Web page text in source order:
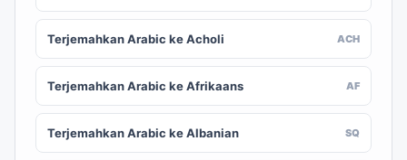
Terjemahkan Arabic ke Acholi ACH
Terjemahkan Arabic ke Afrikaans AF
Terjemahkan Arabic ke Albanian SQ